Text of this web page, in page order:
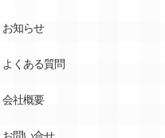
お知らせ
よくある質問
会社概要